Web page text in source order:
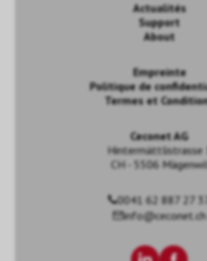
Actualités
Support
About
Empreinte
Politique de
Termes et
Ceconet AG
Hintermättlistrasse
CH - 5506 Mägenwil
0041 62 887 27
info@ceconet.ch